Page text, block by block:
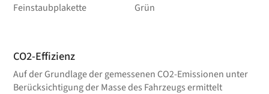
Feinstaubplakette
Grün
CO2-Effizienz
Auf der Grundlage der gemessenen CO2-Emissionen unter
Berücksichtigung der Masse des Fahrzeugs ermittelt